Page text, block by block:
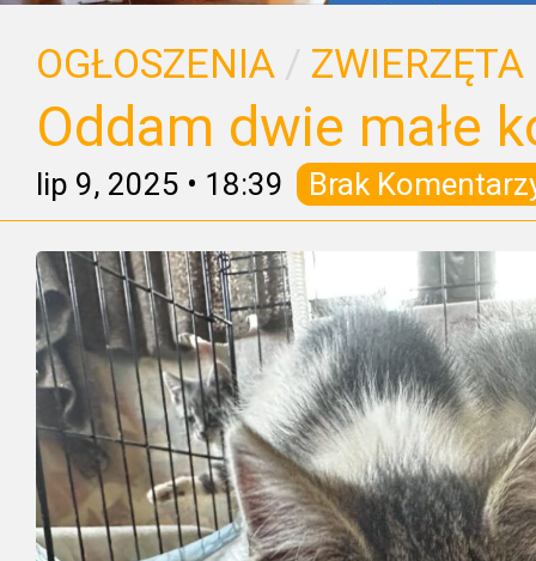
OGŁOSZENIA / ZWIERZĘTA
Oddam dwie małe
lip 9, 2025 • 18:39 Brak